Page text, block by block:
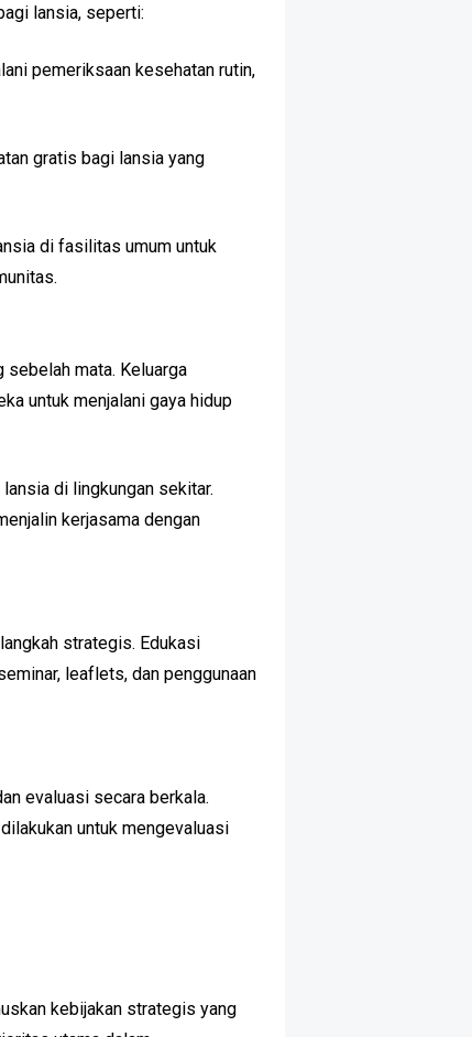
lansia, seperti:
pemeriksaan kesehatan rutin,
gratis bagi lansia yang
di fasilitas umum untuk
sebelah mata. Keluarga
untuk menjalani gaya hidup
di lingkungan sekitar.
kerjasama dengan
strategis. Edukasi
leaflets, dan penggunaan
evaluasi secara berkala.
untuk mengevaluasi
kebijakan strategis yang